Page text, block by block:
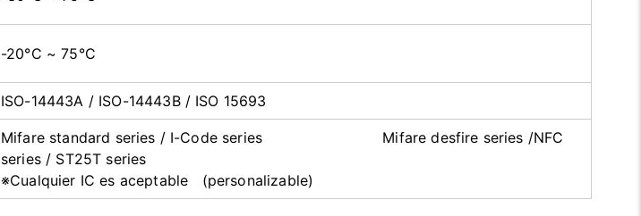
-20°C ~ 75°C
ISO-14443A / ISO-14443B / ISO 15693
Mifare standard series / I-Code series Mifare desfire series /NFC
series / ST25T series
※Cualquier IC es aceptable (personalizable)